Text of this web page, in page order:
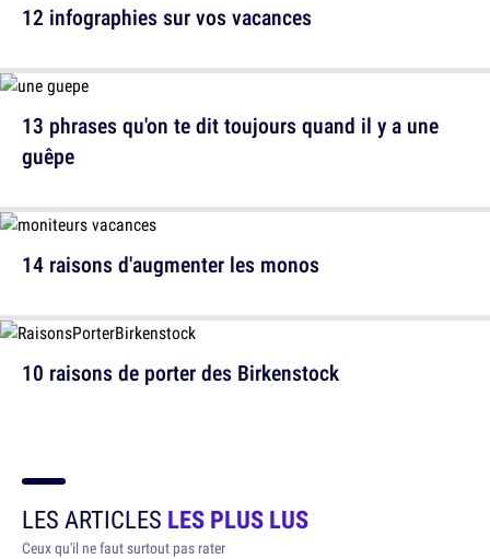
12 infographies sur vos vacances
14 raisons d'augmenter les monos
13 phrases qu'on te dit toujours quand il y a une
guêpe
10 raisons de porter des Birkenstock
LES ARTICLES LES PLUS LUS
Ceux qu'il ne faut surtout pas rater